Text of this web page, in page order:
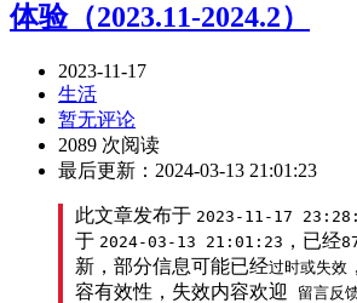
体验（2023.11-2024.2）
2023-11-17
生活
暂无评论
2089 次阅读
最后更新：2024-03-13 21:01:23
此文章发布于 2023-11-17
于 2024-03-13 21:01:23 ，已经
新，部分信息可能已经过时或失效
容有效性，失效内容欢迎
留言反